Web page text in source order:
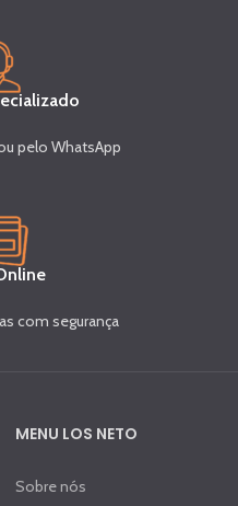
pelo WhatsApp
com segurança
MENU LOS NETO
Sobre nós